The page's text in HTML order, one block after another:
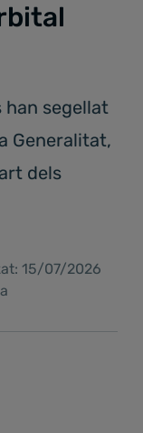
han segellat
Generalitat,
dels
15/07/2026